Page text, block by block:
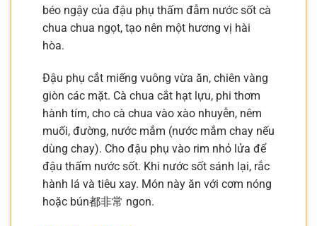
béo ngậy của đậu phụ thấm đẫm nước sốt cà
chua chua ngọt, tạo nên một hương vị hài
hòa.
Đậu phụ cắt miếng vuông vừa ăn, chiên vàng
giòn các mặt. Cà chua cắt hạt lựu, phi thơm
hành tím, cho cà chua vào xào nhuyễn, nêm
muối, đường, nước mắm (nước mắm chay nếu
dùng chay). Cho đậu phụ vào rim nhỏ lửa để
đậu thấm nước sốt. Khi nước sốt sánh lại, rắc
hành lá và tiêu xay. Món này ăn với cơm nóng
hoặc bún都非常 ngon.